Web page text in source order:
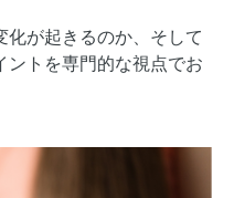
が起きるのか、そして
トを専門的な視点でお